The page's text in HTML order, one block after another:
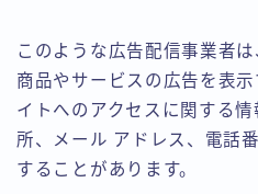
このような広告配信事業者
商品やサービスの広告を表
イトへのアクセスに関する
所、メール アドレス、電話
することがあります。